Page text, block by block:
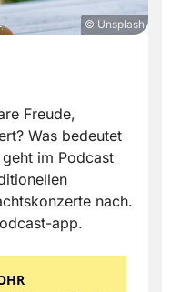
© Unsplash
Freude,
Was bedeutet
im Podcast
nach.
app.